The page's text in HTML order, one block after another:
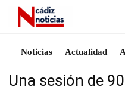
Noticias Actualidad
Una sesión de